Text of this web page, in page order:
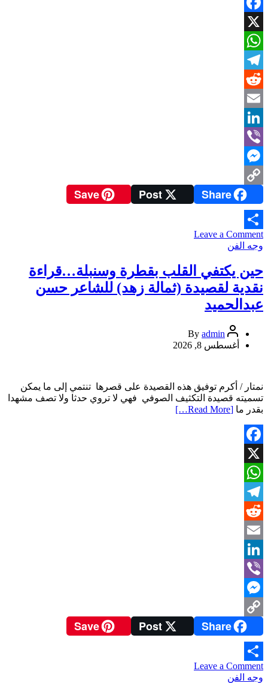
Facebook
X
WhatsApp
Telegram
Reddit
Email
LinkedIn
Viber
Messenger
Copy
Link
Share
Post
Save
Share
Leave a Comment
on
كاريكاتير
للفنان
برهان
وجه الفن
حين يكتفي القلب بقطرة وسنبلة…قراءة
نقدية لقصيدة (ثمالة زهد) للشاعر حسن
عبدالحميد
admin
أغسطس 8, 2026
نمتار / أكرم توفيق هذه القصيدة على قصرها تنتمي إلى ما يمكن
تسميته قصيدة التكثيف الصوفي فهي لا تروي حدثا ولا تصف مشهدا
بقدر ما [Read More…]
Facebook
X
WhatsApp
Telegram
Reddit
Email
LinkedIn
Viber
Messenger
Copy
Link
Share
Post
Save
Share
Leave a Comment
on
وجه الفن